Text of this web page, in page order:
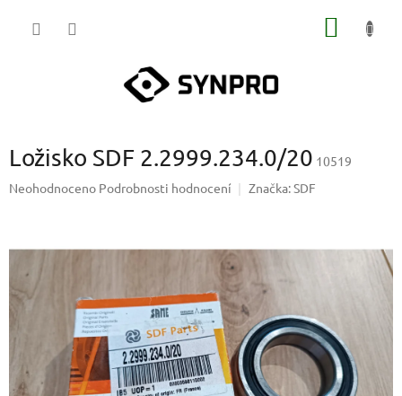
Ložisko SDF 2.2999.234.0/20 10519
Průměrné
5
hvězdiček.
Neohodnoceno Podrobnosti hodnocení Značka:SDF